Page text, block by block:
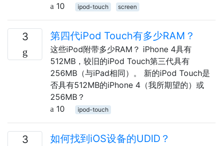
10
ipod-touch screen
3 第四代iPod Touch有多少RAM？
这些iPod附带多少RAM？ iPhone 4具有
512MB，较旧的iPod Touch第三代具有
256MB（与iPad相同）。 新的iPod Touch是
否具有512MB的iPhone 4（我所期望的）或
256MB？
10
ipod-touch
3 如何找到iOS设备的UDID？